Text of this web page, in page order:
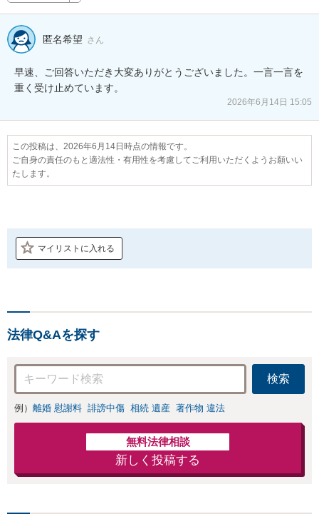
匿名希望 さん
早速、ご回答いただき大変ありがとうございました。一言一言を
重く受け止めています。
2026年6月14日 15:05
この投稿は、2026年6月14日時点の情報です。
ご自身の責任のもと適法性・有用性を考慮してご利用いただくようお願いい
たします。
マイリストに入れる
法律Q&Aを探す
検索
例） 離婚 慰謝料 誹謗中傷 相続 遺産 著作物 違法
無料法律相談
新しく投稿する